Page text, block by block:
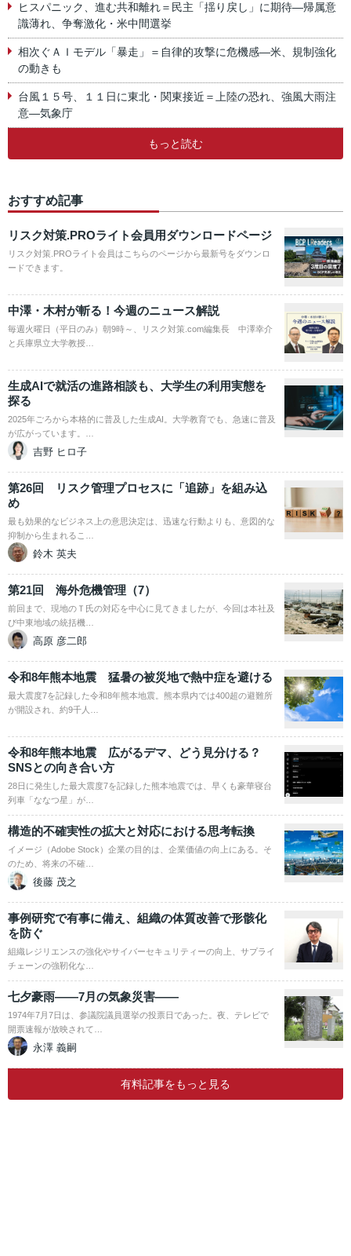
ヒスパニック、進む共和離れ＝民主「揺り戻し」に期待―帰属意
識薄れ、争奪激化・米中間選挙
相次ぐＡＩモデル「暴走」＝自律的攻撃に危機感―米、規制強化
の動きも
台風１５号、１１日に東北・関東接近＝上陸の恐れ、強風大雨注
意―気象庁
もっと読む
おすすめ記事
リスク対策.PROライト会員用ダウンロードページ
リスク対策.PROライト会員はこちらのページから最新号をダウンロ
ードできます。
中澤・木村が斬る！今週のニュース解説
毎週火曜日（平日のみ）朝9時～、リスク対策.com編集長 中澤幸介
と兵庫県立大学教授…
生成AIで就活の進路相談も、大学生の利用実態を
探る
2025年ごろから本格的に普及した生成AI。大学教育でも、急速に普及
が広がっています。…
吉野 ヒロ子
第26回 リスク管理プロセスに「追跡」を組み込
め
最も効果的なビジネス上の意思決定は、迅速な行動よりも、意図的な
抑制から生まれるこ…
鈴木 英夫
第21回 海外危機管理（7）
前回まで、現地のＴ氏の対応を中心に見てきましたが、今回は本社及
び中東地域の統括機…
高原 彦二郎
令和8年熊本地震 猛暑の被災地で熱中症を避ける
最大震度7を記録した令和8年熊本地震。熊本県内では400超の避難所
が開設され、約9千人…
令和8年熊本地震 広がるデマ、どう見分ける？
SNSとの向き合い方
28日に発生した最大震度7を記録した熊本地震では、早くも豪華寝台
列車「ななつ星」が…
構造的不確実性の拡大と対応における思考転換
イメージ（Adobe Stock）企業の目的は、企業価値の向上にある。そ
のため、将来の不確…
後藤 茂之
事例研究で有事に備え、組織の体質改善で形骸化
を防ぐ
組織レジリエンスの強化やサイバーセキュリティーの向上、サプライ
チェーンの強靭化な…
七夕豪雨――7月の気象災害――
1974年7月7日は、参議院議員選挙の投票日であった。夜、テレビで
開票速報が放映されて…
永澤 義嗣
有料記事をもっと見る